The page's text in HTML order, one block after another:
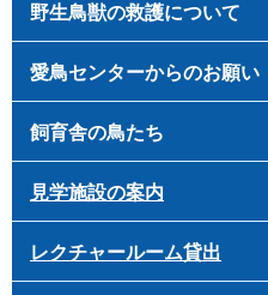
野生鳥獣の救護について
愛鳥センターからのお願い
飼育舎の鳥たち
見学施設の案内
レクチャールーム貸出